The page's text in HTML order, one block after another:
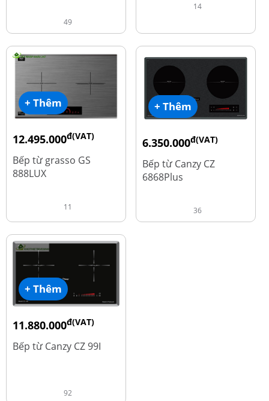
49
14
+ Thêm
12.495.000đ(VAT)
16.660.000
Bếp từ grasso GS
888LUX
11
+ Thêm
6.350.000đ(VAT)
Bếp từ Canzy CZ
6868Plus
36
+ Thêm
11.880.000đ(VAT)
13.980.000
Bếp từ Canzy CZ 99I
92